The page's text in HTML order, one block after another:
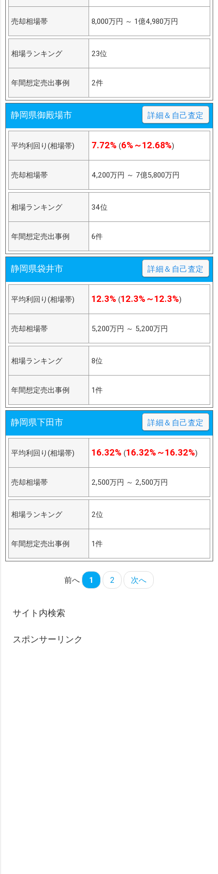
売却相場帯 8,000万円 ～ 1億4,980万円
相場ランキング 23位
年間想定売出事例 2件
静岡県御殿場市 詳細＆自己査定
平均利回り(相場帯) 7.72% (6%～12.68%)
売却相場帯 4,200万円 ～ 7億5,800万円
相場ランキング 34位
年間想定売出事例 6件
静岡県袋井市 詳細＆自己査定
平均利回り(相場帯) 12.3% (12.3%～12.3%)
売却相場帯 5,200万円 ～ 5,200万円
相場ランキング 8位
年間想定売出事例 1件
静岡県下田市 詳細＆自己査定
平均利回り(相場帯) 16.32% (16.32%～16.32%)
売却相場帯 2,500万円 ～ 2,500万円
相場ランキング 2位
年間想定売出事例 1件
前へ 1 2 次へ
サイト内検索
スポンサーリンク